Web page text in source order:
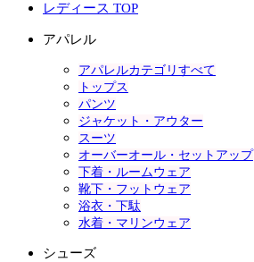
レディース TOP
アパレル
アパレルカテゴリすべて
トップス
パンツ
ジャケット・アウター
スーツ
オーバーオール・セットアップ
下着・ルームウェア
靴下・フットウェア
浴衣・下駄
水着・マリンウェア
シューズ